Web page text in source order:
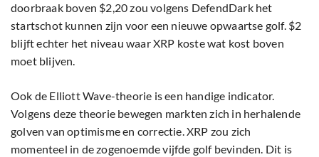
doorbraak boven $2,20 zou volgens DefendDark het
startschot kunnen zijn voor een nieuwe opwaartse golf. $2
blijft echter het niveau waar XRP koste wat kost boven
moet blijven.
Ook de Elliott Wave-theorie is een handige indicator.
Volgens deze theorie bewegen markten zich in herhalende
golven van optimisme en correctie. XRP zou zich
momenteel in de zogenoemde vijfde golf bevinden. Dit is